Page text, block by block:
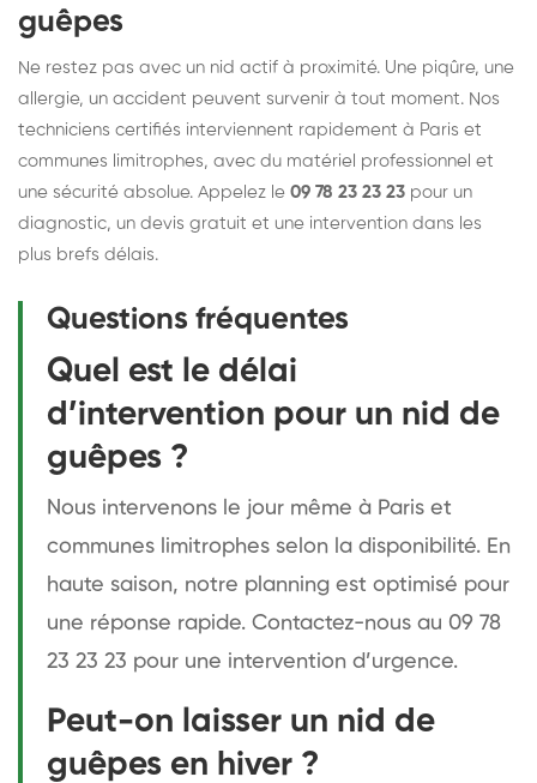
guêpes
Ne restez pas avec un nid actif à proximité. Une piqûre, une
allergie, un accident peuvent survenir à tout moment. Nos
techniciens certifiés interviennent rapidement à Paris et
communes limitrophes, avec du matériel professionnel et
une sécurité absolue. Appelez le 09 78 23 23 23 pour un
diagnostic, un devis gratuit et une intervention dans les
plus brefs délais.
Questions fréquentes
Quel est le délai
d’intervention pour un nid de
guêpes ?
Nous intervenons le jour même à Paris et
communes limitrophes selon la disponibilité. En
haute saison, notre planning est optimisé pour
une réponse rapide. Contactez-nous au 09 78
23 23 23 pour une intervention d’urgence.
Peut-on laisser un nid de
guêpes en hiver ?